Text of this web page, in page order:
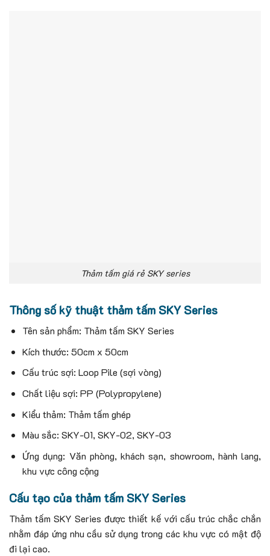
Thảm tấm giá rẻ SKY series
Thông số kỹ thuật thảm tấm SKY Series
Tên sản phẩm: Thảm tấm SKY Series
Kích thước: 50cm x 50cm
Cấu trúc sợi: Loop Pile (sợi vòng)
Chất liệu sợi: PP (Polypropylene)
Kiểu thảm: Thảm tấm ghép
Màu sắc: SKY-01, SKY-02, SKY-03
Ứng dụng: Văn phòng, khách sạn, showroom, hành lang,
khu vực công cộng
Cấu tạo của thảm tấm SKY Series
Thảm tấm SKY Series được thiết kế với cấu trúc chắc chắn
nhằm đáp ứng nhu cầu sử dụng trong các khu vực có mật độ
đi lại cao.